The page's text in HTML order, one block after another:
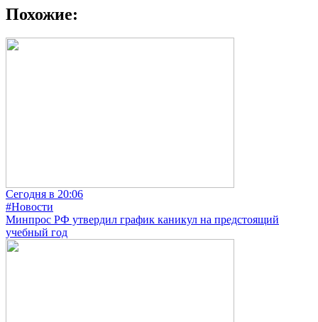
Похожие:
Сегодня в 20:06
#Новости
Минпрос РФ утвердил график каникул на предстоящий
учебный год